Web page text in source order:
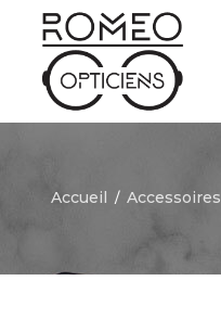
Accueil / Accessoires